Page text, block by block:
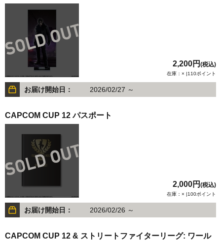
2,200円 (税込)
在庫：× |110ポイント
お届け開始日： 2026/02/27 ～
CAPCOM CUP 12 パスポート
2,000円 (税込)
在庫：× |100ポイント
お届け開始日： 2026/02/26 ～
CAPCOM CUP 12 & ストリートファイターリーグ: ワール